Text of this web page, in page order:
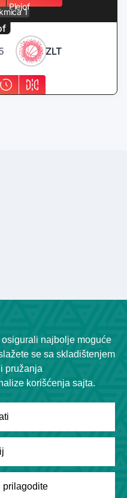
Plejof
1
ZLT
Engine
ligu?
Engine
najbolje moguće
se sa skladištenjem
pružanja
korišćenja sajta.
prilagodite